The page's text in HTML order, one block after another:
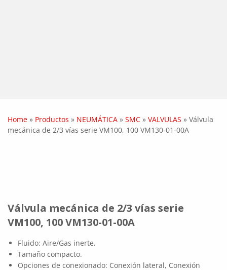
Home » Productos » NEUMÁTICA » SMC » VALVULAS » Válvula
mecánica de 2/3 vías serie VM100, 100 VM130-01-00A
Válvula mecánica de 2/3 vías serie
VM100, 100 VM130-01-00A
Fluido: Aire/Gas inerte.
Tamaño compacto.
Opciones de conexionado: Conexión lateral, Conexión